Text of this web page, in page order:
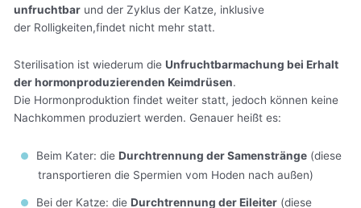
unfruchtbar und der Zyklus der Katze, inklusive
der Rolligkeiten,findet nicht mehr statt.
‍Sterilisation ist wiederum dieUnfruchtbarmachung bei Erhalt
der hormonproduzierenden Keimdrüsen.
Die Hormonproduktion findet weiter statt, jedoch können keine
Nachkommen produziert werden. Genauer heißt es:
Beim Kater: dieDurchtrennung der Samenstränge (diese
transportieren die Spermien vom Hoden nach außen)
Bei der Katze: dieDurchtrennung der Eileiter (diese